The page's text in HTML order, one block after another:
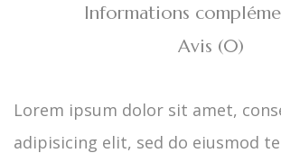
Informations
Avis (0)
Lorem ipsum dolor sit amet,
adipisicing elit, sed do eiusmod